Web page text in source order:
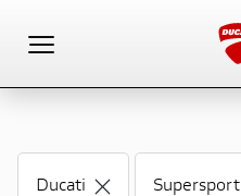
Ducati Supersport